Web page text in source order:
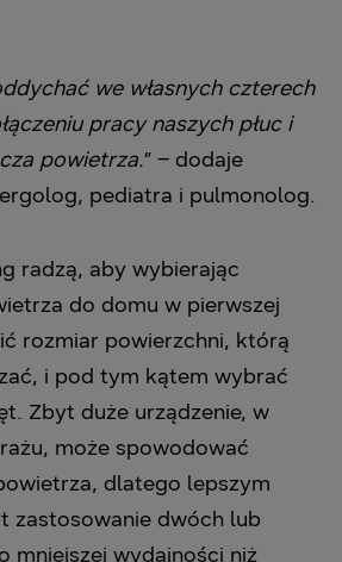
we własnych czterech
pracy naszych płuc i
powietrza.” – dodaje
pediatra i pulmonolog.
radzą, aby wybierając
do domu w pierwszej
rozmiar powierzchni, którą
i pod tym kątem wybrać
Zbyt duże urządzenie, w
może spowodować
dlatego lepszym
zastosowanie dwóch lub
mniejszej wydajności niż